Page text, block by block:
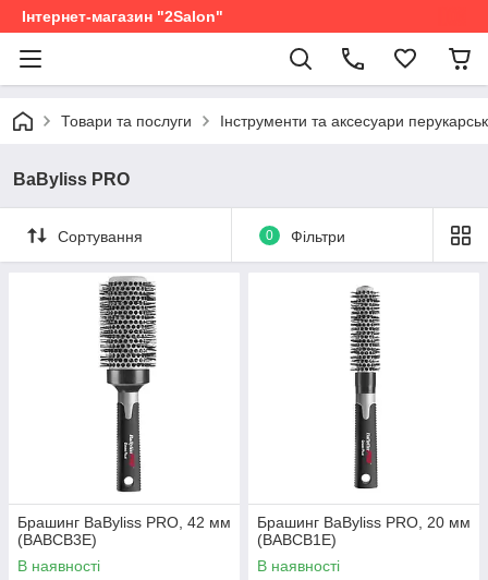
Інтернет-магазин "2Salon"
Товари та послуги Інструменти та аксесуари
BaByliss PRO
Сортування 0 Фільтри
Брашинг BaByliss PRO, 42 мм
(BABCB3E)
В наявності
Брашинг BaByliss PRO, 20 мм
(BABCB1E)
В наявності